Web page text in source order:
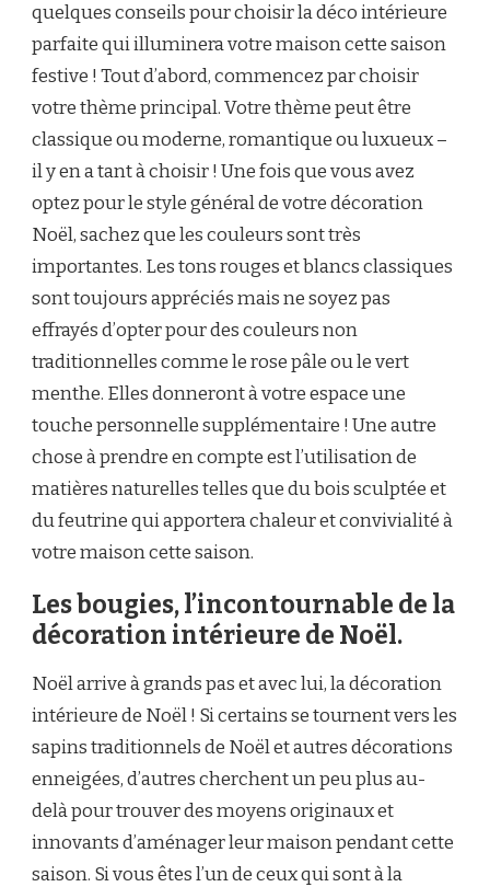
quelques conseils pour choisir la déco intérieure
parfaite qui illuminera votre maison cette saison
festive ! Tout d’abord, commencez par choisir
votre thème principal. Votre thème peut être
classique ou moderne, romantique ou luxueux –
il y en a tant à choisir ! Une fois que vous avez
optez pour le style général de votre décoration
Noël, sachez que les couleurs sont très
importantes. Les tons rouges et blancs classiques
sont toujours appréciés mais ne soyez pas
effrayés d’opter pour des couleurs non
traditionnelles comme le rose pâle ou le vert
menthe. Elles donneront à votre espace une
touche personnelle supplémentaire ! Une autre
chose à prendre en compte est l’utilisation de
matières naturelles telles que du bois sculptée et
du feutrine qui apportera chaleur et convivialité à
votre maison cette saison.
Les bougies, l’incontournable de la
décoration intérieure de Noël.
Noël arrive à grands pas et avec lui, la décoration
intérieure de Noël ! Si certains se tournent vers les
sapins traditionnels de Noël et autres décorations
enneigées, d’autres cherchent un peu plus au-
delà pour trouver des moyens originaux et
innovants d’aménager leur maison pendant cette
saison. Si vous êtes l’un de ceux qui sont à la